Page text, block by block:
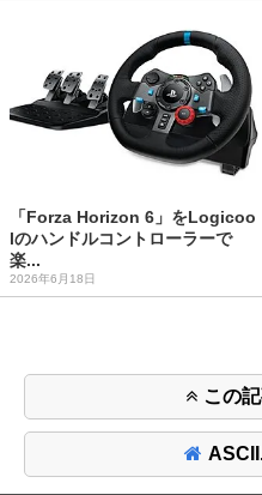
「Forza Horizon 6」をLogicoo
lのハンドルコントローラーで
楽...
2026年6月18日
この